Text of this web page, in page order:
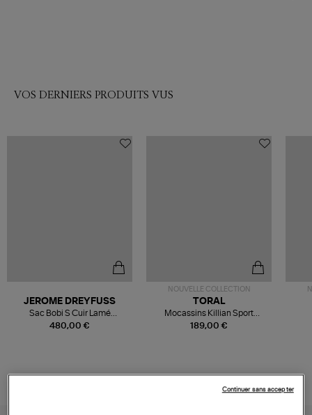
VOS DERNIERS PRODUITS VUS
480,00 €
JEROME DREYFUSS
Sac Bobi S Cuir Lamé
Champagne
NOUVELLE COLLECTION
189,00 €
TORAL
Mocassins Killian Sport
Mousse
Continuer sans accepter